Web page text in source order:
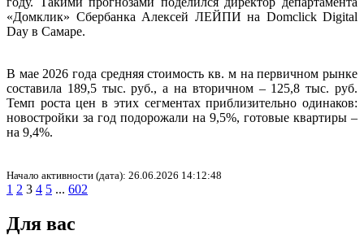
«Домклик» Сбербанка Алексей ЛЕЙПИ на Domclick Digital
Day в Самаре.
В мае 2026 года средняя стоимость кв. м на первичном рынке
составила 189,5 тыс. руб., а на вторичном – 125,8 тыс. руб.
Темп роста цен в этих сегментах приблизительно одинаков:
новостройки за год подорожали на 9,5%, готовые квартиры –
на 9,4%.
Начало активности (дата): 26.06.2026 14:12:48
1 2 3 4 5 ... 602
Для вас